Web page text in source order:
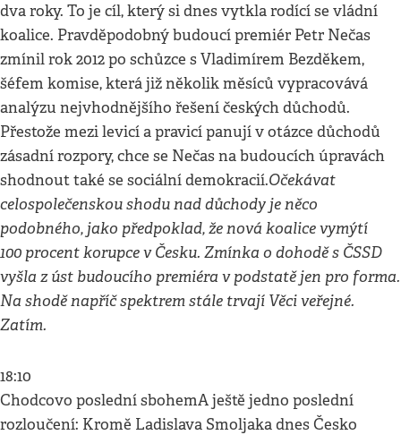
dva roky. To je cíl, který si dnes vytkla rodící se vládní
koalice. Pravděpodobný budoucí premiér Petr Nečas
zmínil rok 2012 po schůzce s Vladimírem Bezděkem,
šéfem komise, která již několik měsíců vypracovává
analýzu nejvhodnějšího řešení českých důchodů.
Přestože mezi levicí a pravicí panují v otázce důchodů
zásadní rozpory, chce se Nečas na budoucích úpravách
shodnout také se sociální demokracií.Očekávat
celospolečenskou shodu nad důchody je něco
podobného, jako předpoklad, že nová koalice vymýtí
100 procent korupce v Česku. Zmínka o dohodě s ČSSD
vyšla z úst budoucího premiéra v podstatě jen pro forma.
Na shodě napříč spektrem stále trvají Věci veřejné.
Zatím.
18:10
Chodcovo poslední sbohemA ještě jedno poslední
rozloučení: Kromě Ladislava Smoljaka dnes Česko